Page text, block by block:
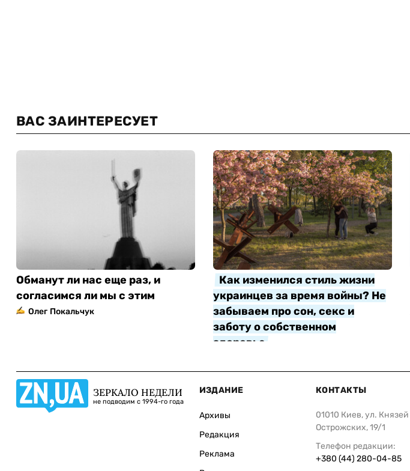
ВАС ЗАИНТЕРЕСУЕТ
Обманут ли нас еще раз, и
согласимся ли мы с этим
Олег Покальчук
Как изменился стиль жизни
украинцев за время войны? Не
забываем про сон, секс и
заботу о собственном
здоровье
ЗЕРКАЛО НЕДЕЛИ
не подводим с 1994-го года
ИЗДАНИЕ
Архивы
Редакция
Реклама
КОНТАКТЫ
01010 Киев, ул. Князей
Острожских, 19/1
Телефон редакции:
+380 (44) 280-04-85